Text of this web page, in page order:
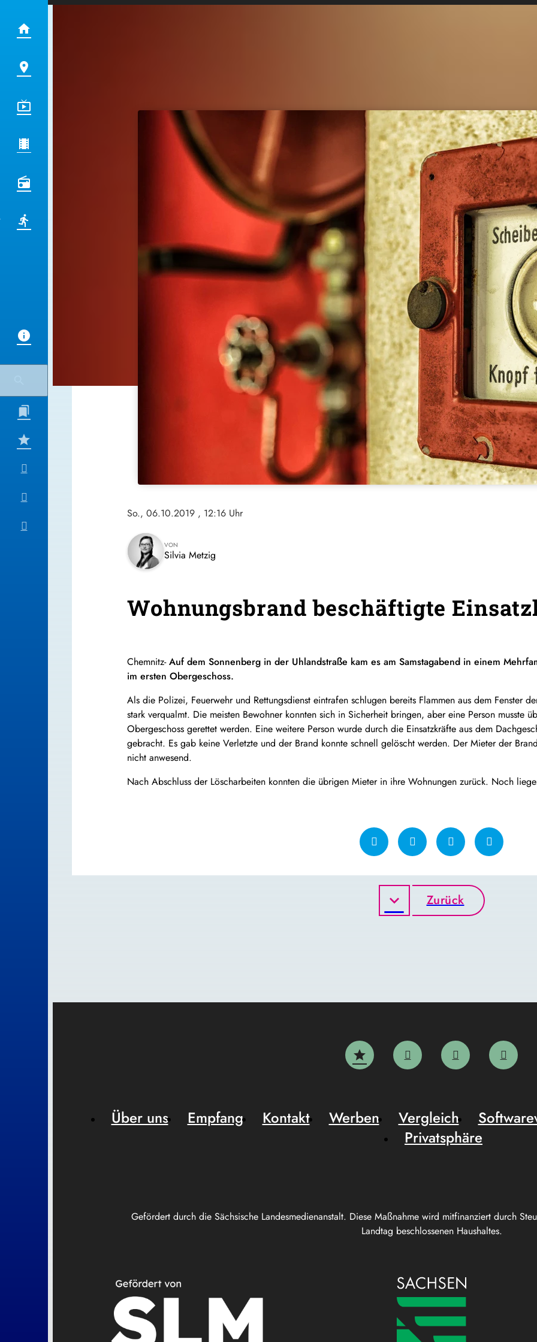
So., 06.10.2019 , 12:16 Uhr
VON
Silvia Metzig
Wohnungsbrand beschäftigte
Chemnitz-Auf dem Sonnenberg in der Uhlandstraße kam es am Samstagabend in einem
im ersten Obergeschoss.
Als die Polizei, Feuerwehr und Rettungsdienst eintrafen schlugen bereits Flammen aus dem Fenster
stark verqualmt. Die meisten Bewohner konnten sich in Sicherheit bringen, aber eine Person musste
Obergeschoss gerettet werden. Eine weitere Person wurde durch die Einsatzkräfte aus dem
gebracht. Es gab keine Verletzte und der Brand konnte schnell gelöscht werden. Der Mieter der
nicht anwesend.
Nach Abschluss der Löscharbeiten konnten die übrigen Mieter in ihre Wohnungen zurück. Noch
Zurück
Gefördert durch die Sächsische Landesmedienanstalt. Diese Maßnahme wird mitfinanziert durch
Landtag beschlossenen Haushaltes.
Über uns Empfang Kontakt Werben Vergleich
Privatsphäre